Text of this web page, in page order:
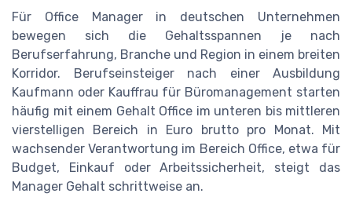
Für Office Manager in deutschen Unternehmen
bewegen sich die Gehaltsspannen je nach
Berufserfahrung, Branche und Region in einem breiten
Korridor. Berufseinsteiger nach einer Ausbildung
Kaufmann oder Kauffrau für Büromanagement starten
häufig mit einem Gehalt Office im unteren bis mittleren
vierstelligen Bereich in Euro brutto pro Monat. Mit
wachsender Verantwortung im Bereich Office, etwa für
Budget, Einkauf oder Arbeitssicherheit, steigt das
Manager Gehalt schrittweise an.